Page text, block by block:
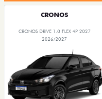
CRONOS
CRONOS DRIVE 1.0 FLEX 4P 2027
2026/2027